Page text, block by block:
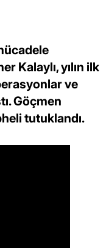
Kalaylı, yılın ilk
ve
Göçmen
tutuklandı.